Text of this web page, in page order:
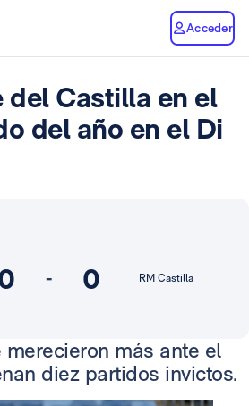
Acceder
del Castilla en el
del año en el Di
- 0 RM Castilla
merecieron más ante el
diez partidos invictos.